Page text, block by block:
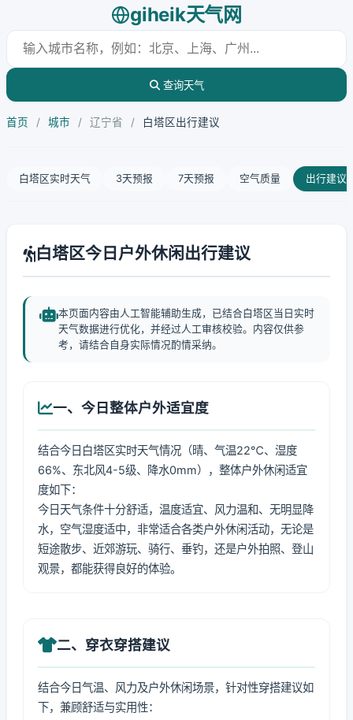
giheik天气网
查询天气
首页 / 城市 / 辽宁省 / 白塔区出行建议
白塔区实时天气 3天预报 7天预报 空气质量 出行建议
白塔区今日户外休闲出行建议
本页面内容由人工智能辅助生成，已结合白塔区当日实时
天气数据进行优化，并经过人工审核校验。内容仅供参
考，请结合自身实际情况酌情采纳。
一、今日整体户外适宜度
结合今日白塔区实时天气情况（晴、气温22℃、湿度
66%、东北风4-5级、降水0mm），整体户外休闲适宜
度如下：
今日天气条件十分舒适，温度适宜、风力温和、无明显降
水，空气湿度适中，非常适合各类户外休闲活动，无论是
短途散步、近郊游玩、骑行、垂钓，还是户外拍照、登山
观景，都能获得良好的体验。
二、穿衣穿搭建议
结合今日气温、风力及户外休闲场景，针对性穿搭建议如
下，兼顾舒适与实用性：